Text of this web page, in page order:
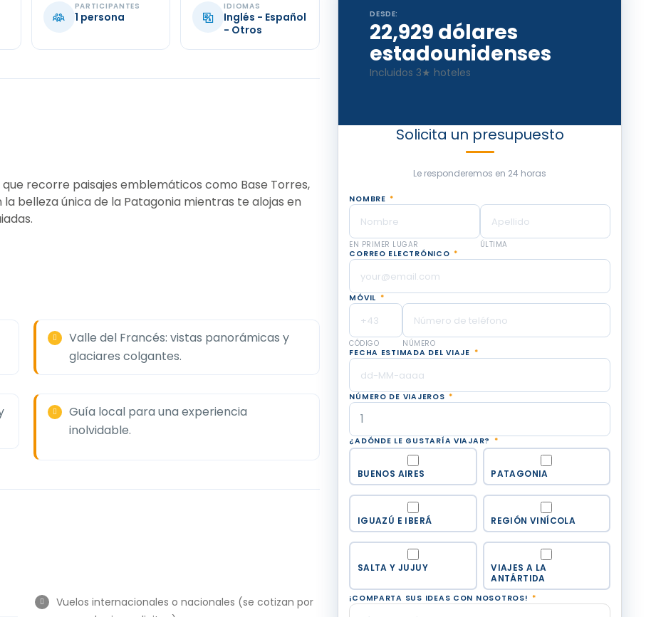
PARTICIPANTES
1 persona
IDIOMAS
Inglés - Español
- Otros
recorre paisajes emblemáticos como Base Torres,
belleza única de la Patagonia mientras te alojas en
Valle del Francés: vistas panorámicas y
glaciares colgantes.
Guía local para una experiencia
inolvidable.
Vuelos internacionales o nacionales (se cotizan por
DESDE:
22,929 dólares
estadounidenses
Incluidos 3★ hoteles
Solicita un presupuesto
Le responderemos en 24 horas
NOMBRE *
EN PRIMER LUGAR
ÚLTIMA
CORREO ELECTRÓNICO *
MÓVIL *
CÓDIGO
NÚMERO
FECHA ESTIMADA DEL VIAJE *
NÚMERO DE VIAJEROS *
¿ADÓNDE LE GUSTARÍA VIAJAR? *
BUENOS AIRES PATAGONIA
IGUAZÚ E IBERÁ REGIÓN VINÍCOLA
SALTA Y JUJUY
VIAJES A LA
ANTÁRTIDA
¡COMPARTA SUS IDEAS CON NOSOTROS! *